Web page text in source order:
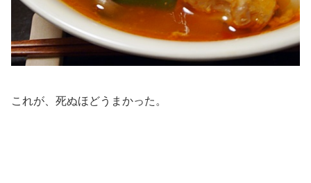
これが、死ぬほどうまかった。